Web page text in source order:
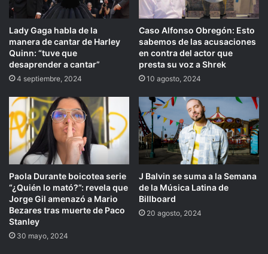
Lady Gaga habla de la
manera de cantar de Harley
Quinn: “tuve que
desaprender a cantar”
4 septiembre, 2024
Caso Alfonso Obregón: Esto
sabemos de las acusaciones
en contra del actor que
presta su voz a Shrek
10 agosto, 2024
Paola Durante boicotea serie
“¿Quién lo mató?”: revela que
Jorge Gil amenazó a Mario
Bezares tras muerte de Paco
Stanley
30 mayo, 2024
J Balvin se suma a la Semana
de la Música Latina de
Billboard
20 agosto, 2024